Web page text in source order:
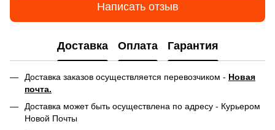
Написать отзыв
Доставка Оплата Гарантия
Доставка заказов осуществляется перевозчиком - Новая
почта.
Доставка может быть осуществлена по адресу - Курьером
Новой Почты